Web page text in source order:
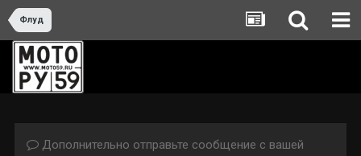
Флуд
Дополнительно отправьте сообщение с вашей